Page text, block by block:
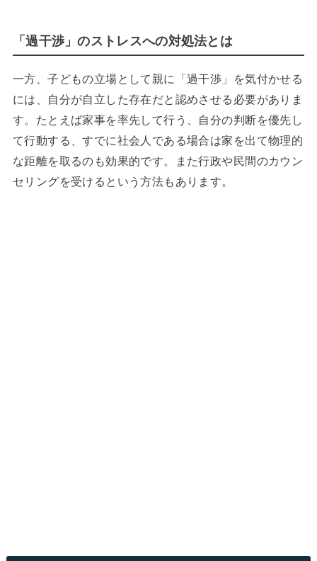
「過干渉」のストレスへの対処法とは
一方、子どもの立場として親に「過干渉」を気付かせる
には、自分が自立した存在だと認めさせる必要がありま
す。たとえば家事を率先して行う、自分の判断を優先し
て行動する、すでに社会人である場合は家を出て物理的
な距離を取るのも効果的です。また行政や民間のカウン
セリングを受けるという方法もあります。